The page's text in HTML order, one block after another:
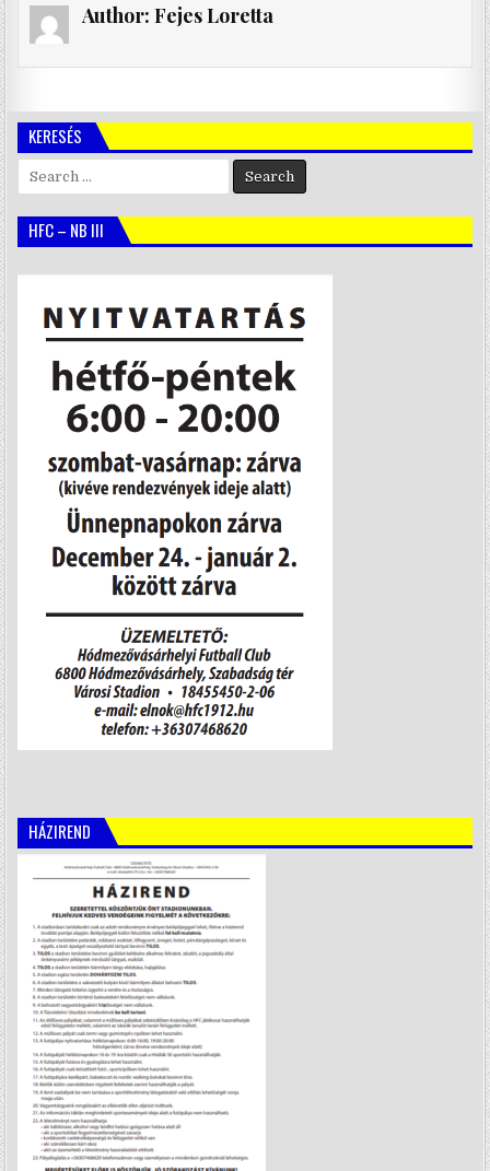
Author: Fejes Loretta
KERESÉS
HFC – NB III
HÁZIREND